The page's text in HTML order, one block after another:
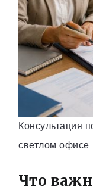
Консультация
светлом офисе
Что